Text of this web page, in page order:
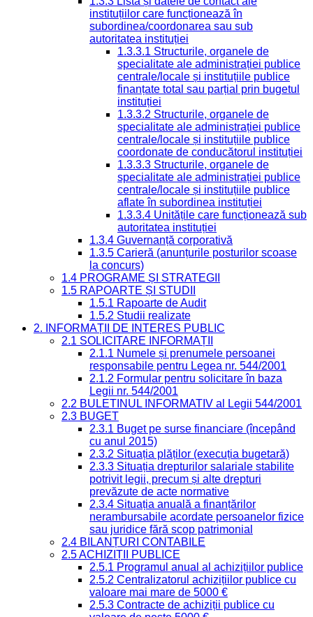
instituțiilor care funcționează în
subordinea/coordonarea sau sub
autoritatea instituției
1.3.3.1 Structurile, organele de
specialitate ale administrației publice
centrale/locale și instituțiile publice
finanțate total sau parțial prin bugetul
instituției
1.3.3.2 Structurile, organele de
specialitate ale administrației publice
centrale/locale și instituțiile publice
coordonate de conducătorul instituției
1.3.3.3 Structurile, organele de
specialitate ale administrației publice
centrale/locale și instituțiile publice
aflate în subordinea instituției
1.3.3.4 Unitățile care funcționează sub
autoritatea instituției
1.3.4 Guvernanță corporativă
1.3.5 Carieră (anunțurile posturilor scoase
la concurs)
1.4 PROGRAME ȘI STRATEGII
1.5 RAPOARTE ȘI STUDII
1.5.1 Rapoarte de Audit
1.5.2 Studii realizate
2. INFORMAȚII DE INTERES PUBLIC
2.1 SOLICITARE INFORMAȚII
2.1.1 Numele și prenumele persoanei
responsabile pentru Legea nr. 544/2001
2.1.2 Formular pentru solicitare în baza
Legii nr. 544/2001
2.2 BULETINUL INFORMATIV al Legii 544/2001
2.3 BUGET
2.3.1 Buget pe surse financiare (începând
cu anul 2015)
2.3.2 Situația plăților (execuția bugetară)
2.3.3 Situația drepturilor salariale stabilite
potrivit legii, precum și alte drepturi
prevăzute de acte normative
2.3.4 Situația anuală a finanțărilor
nerambursabile acordate persoanelor fizice
sau juridice fără scop patrimonial
2.4 BILANȚURI CONTABILE
2.5 ACHIZIȚII PUBLICE
2.5.1 Programul anual al achizițiilor publice
2.5.2 Centralizatorul achizițiilor publice cu
valoare mai mare de 5000 €
2.5.3 Contracte de achiziții publice cu